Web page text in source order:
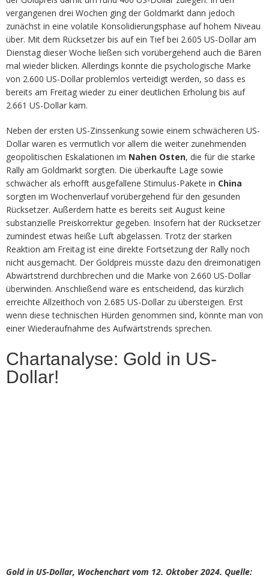
vergangenen drei Wochen ging der Goldmarkt dann jedoch
zunächst in eine volatile Konsolidierungsphase auf hohem Niveau
über. Mit dem Rücksetzer bis auf ein Tief bei 2.605 US-Dollar am
Dienstag dieser Woche ließen sich vorübergehend auch die Bären
mal wieder blicken. Allerdings konnte die psychologische Marke
von 2.600 US-Dollar problemlos verteidigt werden, so dass es
bereits am Freitag wieder zu einer deutlichen Erholung bis auf
2.661 US-Dollar kam.
Neben der ersten US-Zinssenkung sowie einem schwächeren US-
Dollar waren es vermutlich vor allem die weiter zunehmenden
geopolitischen Eskalationen im Nahen Osten, die für die starke
Rally am Goldmarkt sorgten. Die überkaufte Lage sowie
schwächer als erhofft ausgefallene Stimulus-Pakete in China
sorgten im Wochenverlauf vorübergehend für den gesunden
Rücksetzer. Außerdem hatte es bereits seit August keine
substanzielle Preiskorrektur gegeben. Insofern hat der Rücksetzer
zumindest etwas heiße Luft abgelassen. Trotz der starken
Reaktion am Freitag ist eine direkte Fortsetzung der Rally noch
nicht ausgemacht. Der Goldpreis müsste dazu den dreimonatigen
Abwärtstrend durchbrechen und die Marke von 2.660 US-Dollar
überwinden. Anschließend wäre es entscheidend, das kürzlich
erreichte Allzeithoch von 2.685 US-Dollar zu übersteigen. Erst
wenn diese technischen Hürden genommen sind, könnte man von
einer Wiederaufnahme des Aufwärtstrends sprechen.
Chartanalyse: Gold in US-
Dollar!
Gold in US-Dollar, Wochenchart vom 12. Oktober 2024. Quelle: